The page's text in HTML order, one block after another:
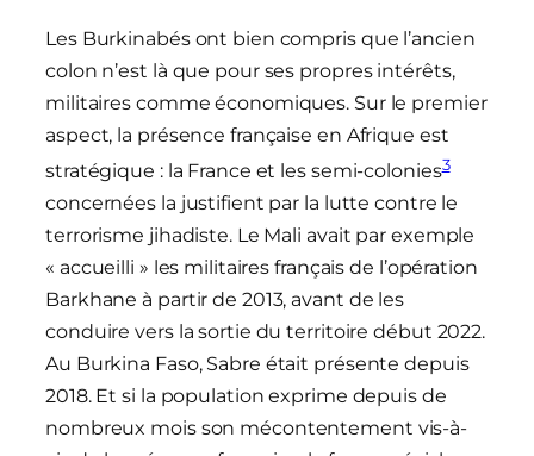
Les Burkinabés ont bien compris que l’ancien
colon n’est là que pour ses propres intérêts,
militaires comme économiques. Sur le premier
aspect, la présence française en Afrique est
stratégique : la France et les semi-colonies3
concernées la justifient par la lutte contre le
terrorisme jihadiste. Le Mali avait par exemple
« accueilli » les militaires français de l’opération
Barkhane à partir de 2013, avant de les
conduire vers la sortie du territoire début 2022.
Au Burkina Faso, Sabre était présente depuis
2018. Et si la population exprime depuis de
nombreux mois son mécontentement vis-à-